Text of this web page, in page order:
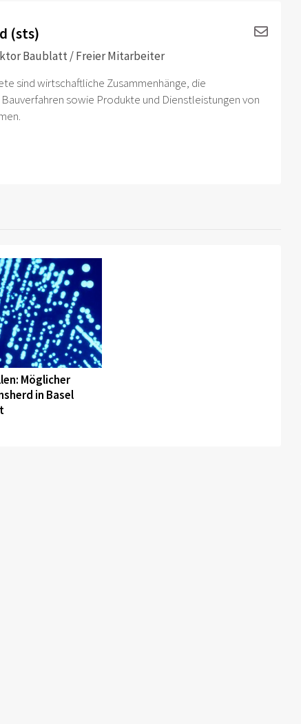
(sts)
Baublatt / Freier Mitarbeiter
sind wirtschaftliche Zusammenhänge, die
sowie Produkte und Dienstleistungen von
Möglicher
in Basel